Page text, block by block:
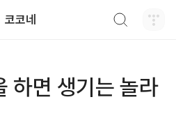
코코네
하면 생기는 놀라